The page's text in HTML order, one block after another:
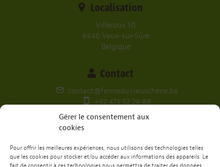
Gérer le consentement aux
cookies
Pour offrir les meilleures expériences, nous utilisons des technologies telles
que les cookies pour stocker et/ou accéder aux informations des appareils. Le
Localisation
Villeroux 10,
6640 Vaux-sur-Sûre
Belgique
Contact
contact@fermeduvieuxchene.be
+32 473 52 26 88